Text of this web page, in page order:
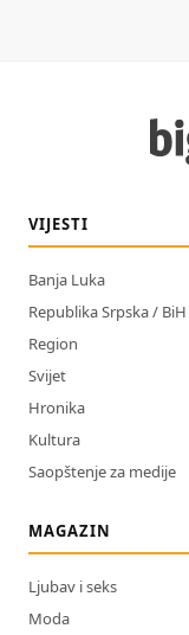
VIJESTI
Banja Luka
Republika Srpska / BiH
Region
Svijet
Hronika
Kultura
Saopštenje za medije
MAGAZIN
Ljubav i seks
Moda